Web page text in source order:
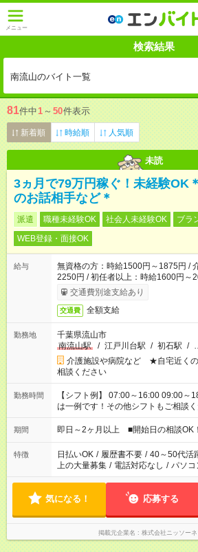
メニュー
検索結果
南流山のバイト一覧
81件中1 ～ 50件表示
新着順 時給順 人気順
未読
3ヵ月で79万円稼ぐ！未経験OK
のお話相手など＊
派遣 職種未経験OK 社会人未経験OK
ブラ
WEB登録・面接OK
給与
無資格の方：時給1500円～1875円 /
2250円 / 初任者以上：時給1600円～
交通費別途支給あり
交通費 全額支給
勤務地
千葉県流山市
南流山駅
/ 江戸川台駅 / 初石駅 /
介護施設や病院など ★自宅近く
相談ください
勤務時間
【シフト例】 07:00～16:00 09:00～
は一例です！その他シフトもご相談く
期間 即日～2ヶ月以上 ■開始日の相談OK！
特徴 日払いOK / 履歴書不要 / 40～50代活
上の大量募集 / 電話対応なし / パソコ
気になる！ 応募する
掲載元企業名 株式会社ニッソーネ